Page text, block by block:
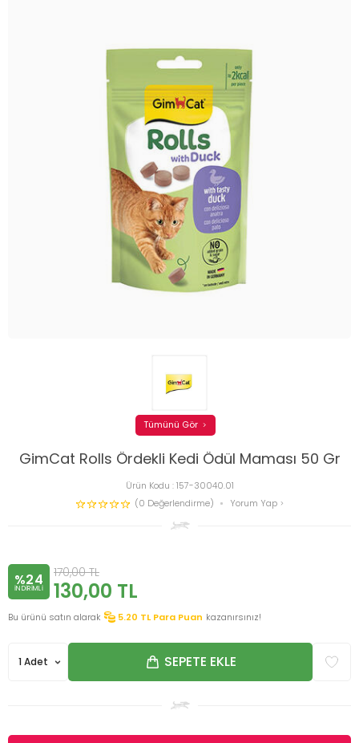
GimCat Rolls Ördekli Kedi Ödül Maması 50 Gr
Ürün Kodu :157-30040.01
(0 Değerlendirme)
Yorum Yap
Tümünü Gör
%24
INDIRIMLI
170,00TL
130,00 TL
Bu ürünü satın alarak 5.20 TL Para Puan kazanırsınız!
SEPETE EKLE